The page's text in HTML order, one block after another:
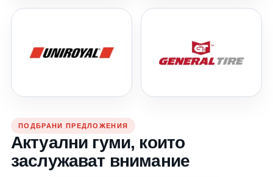
ПОДБРАНИ ПРЕДЛОЖЕНИЯ
Актуални гуми, които
заслужават внимание